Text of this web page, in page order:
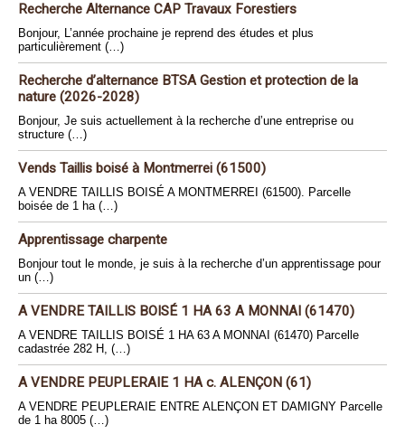
Recherche Alternance CAP Travaux Forestiers
Bonjour, L’année prochaine je reprend des études et plus
particulièrement (…)
Recherche d’alternance BTSA Gestion et protection de la
nature (2026-2028)
Bonjour, Je suis actuellement à la recherche d’une entreprise ou
structure (…)
Vends Taillis boisé à Montmerrei (61500)
A VENDRE TAILLIS BOISÉ A MONTMERREI (61500). Parcelle
boisée de 1 ha (…)
Apprentissage charpente
Bonjour tout le monde, je suis à la recherche d’un apprentissage pour
un (…)
A VENDRE TAILLIS BOISÉ 1 HA 63 A MONNAI (61470)
A VENDRE TAILLIS BOISÉ 1 HA 63 A MONNAI (61470) Parcelle
cadastrée 282 H, (…)
A VENDRE PEUPLERAIE 1 HA c. ALENÇON (61)
A VENDRE PEUPLERAIE ENTRE ALENÇON ET DAMIGNY Parcelle
de 1 ha 8005 (…)